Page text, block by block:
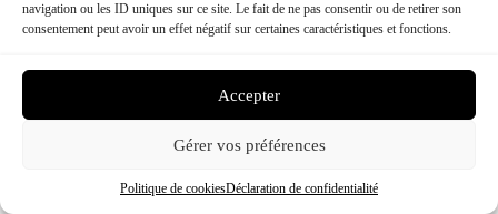
navigation ou les ID uniques sur ce site. Le fait de ne pas consentir ou de retirer son
consentement peut avoir un effet négatif sur certaines caractéristiques et fonctions.
Accepter
Gérer vos préférences
Politique de cookiesDéclaration de confidentialité
CTC FORMATION © 2026 – TOUS DROITS RÉSERVÉS
MENTIONS LÉGALES